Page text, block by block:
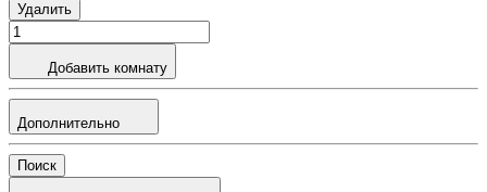
Удалить
Добавить комнату
Дополнительно
Поиск